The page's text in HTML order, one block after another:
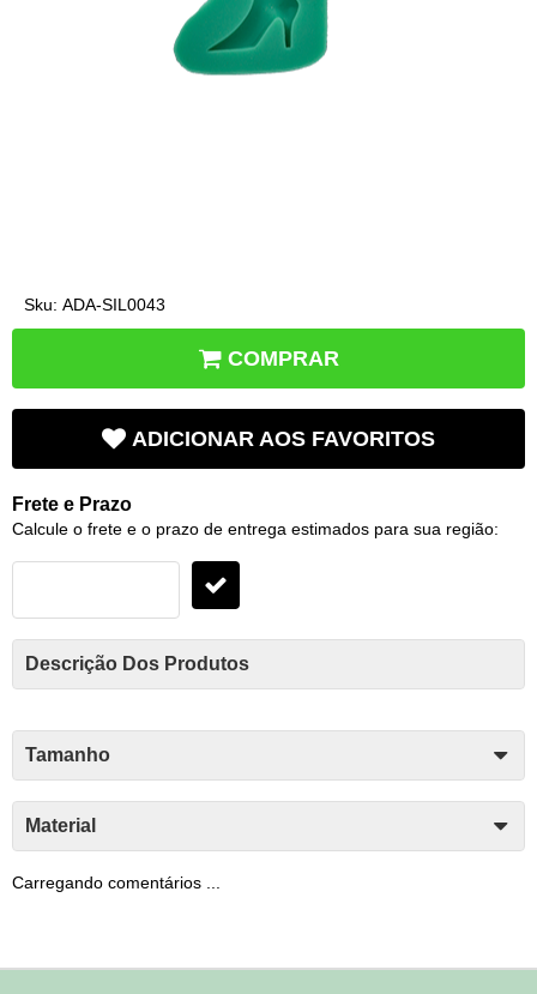
Sku: ADA-SIL0043
COMPRAR
ADICIONAR AOS FAVORITOS
Frete e Prazo
Calcule o frete e o prazo de entrega estimados para sua região:
Descrição Dos Produtos
Tamanho
Material
Carregando comentários ...